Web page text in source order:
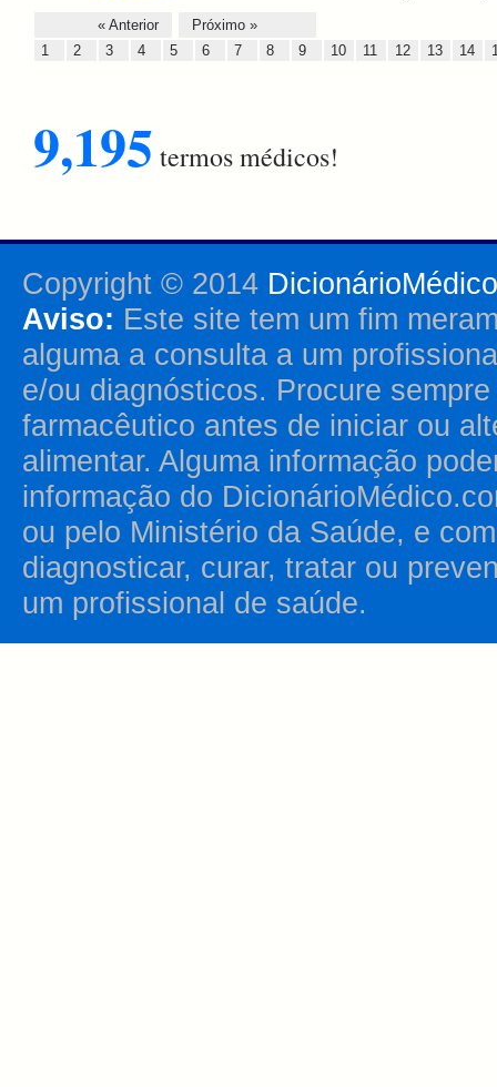
« Anterior
Próximo »
1
2 3 4 5 6 7 8 9 10 11 12 13 14
9,195 termos médicos!
Copyright © 2014
Aviso: Este site tem um fim
alguma a consulta a um
e/ou diagnósticos. Procure
farmacêutico antes de iniciar ou
alimentar. Alguma informação
informação do
ou pelo Ministério da Saúde, e
diagnosticar, curar, tratar ou
um profissional de saúde.